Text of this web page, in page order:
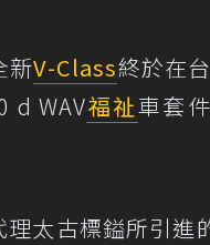
新V-Class終於在
d WAV福祉車套
太古標鎰所引